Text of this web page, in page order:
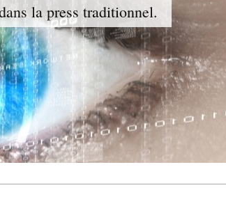
la press traditionnel.